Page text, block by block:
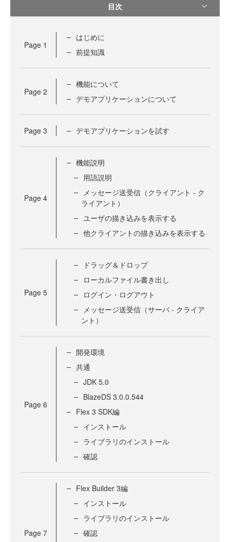
目次
Page 1
はじめに
前提知識
Page 2
機能について
デモアプリケーションについて
Page 3 デモアプリケーションを試す
Page 4
機能説明
用語説明
メッセージ送受信（クライアント - ク
ライアント）
ユーザの描き込みを表示する
他クライアントの描き込みを表示する
Page 5
ドラッグ＆ドロップ
ローカルファイル書き出し
ログイン・ログアウト
メッセージ送受信（サーバ - クライア
ント）
Page 6
開発環境
共通
JDK 5.0
BlazeDS 3.0.0.544
Flex 3 SDK編
インストール
ライブラリのインストール
確認
Page 7
Flex Builder 3編
インストール
ライブラリのインストール
確認